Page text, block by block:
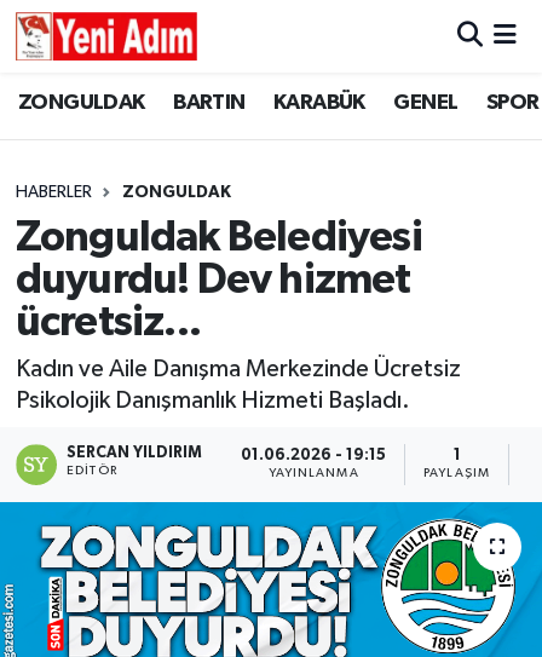
ZONGULDAK BARTIN KARABÜK GENEL SPOR
HABERLER ZONGULDAK
Zonguldak Belediyesi
duyurdu! Dev hizmet
ücretsiz...
Kadın ve Aile Danışma Merkezinde Ücretsiz
Psikolojik Danışmanlık Hizmeti Başladı.
SERCAN YILDIRIM
EDITÖR
01.06.2026 - 19:15
YAYINLANMA PAYLAŞIM
ZONGULDAK
GÜNCEL
SİYASET
RESMİ İLAN
ZONGULDAK
GENEL
SPOR
SİYASET
SAĞLIK
GÜNCEL
RESMİ İLAN
Künye
Zonguldak Hava Durumu
Süper Lig Puan Durumu ve Fikstür
Tüm Manşetler
Son Dakika Haberleri
Haber Arşivi